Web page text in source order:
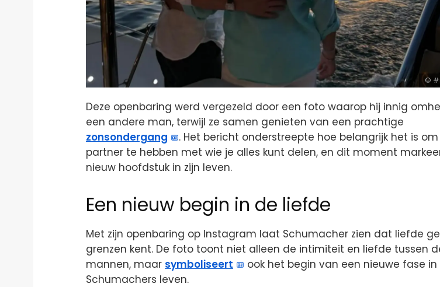
Deze openbaring werd vergezeld door een foto waarop hij innig
een andere man, terwijl ze samen genieten van een prachtige
zonsondergang
. Het bericht onderstreepte hoe belangrijk het is
partner te hebben met wie je alles kunt delen, en dit moment
nieuw hoofdstuk in zijn leven.
Een nieuw begin in de liefde
Met zijn openbaring op Instagram laat Schumacher zien dat liefde
grenzen kent. De foto toont niet alleen de intimiteit en liefde tussen
mannen, maar symboliseert
ook het begin van een nieuwe fase in
Schumachers leven.